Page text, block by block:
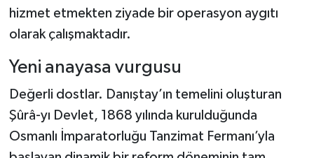
hizmet etmekten ziyade bir operasyon aygıtı
olarak çalışmaktadır.
Yeni anayasa vurgusu
Değerli dostlar. Danıştay’ın temelini oluşturan
Şûrâ-yı Devlet, 1868 yılında kurulduğunda
Osmanlı İmparatorluğu Tanzimat Fermanı’yla